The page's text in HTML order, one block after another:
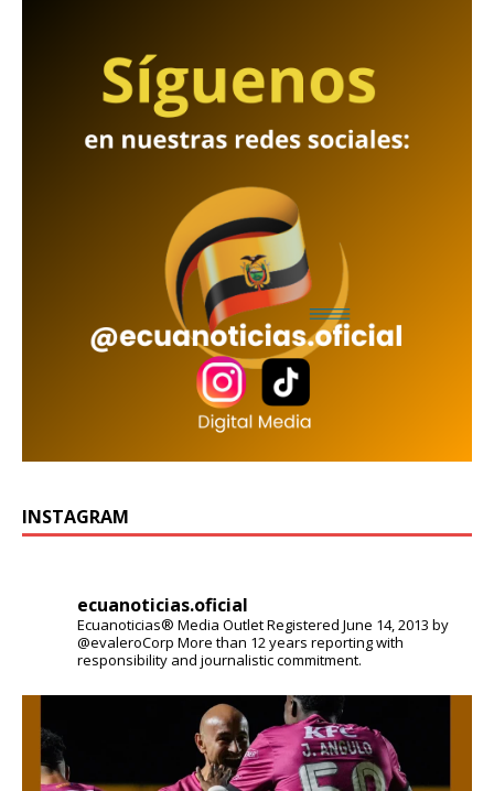
INSTAGRAM
ecuanoticias.oficial
Ecuanoticias® Media OutletRegistered June 14, 2013 by
@evaleroCorp More than 12 years reporting with
responsibility and journalistic commitment.